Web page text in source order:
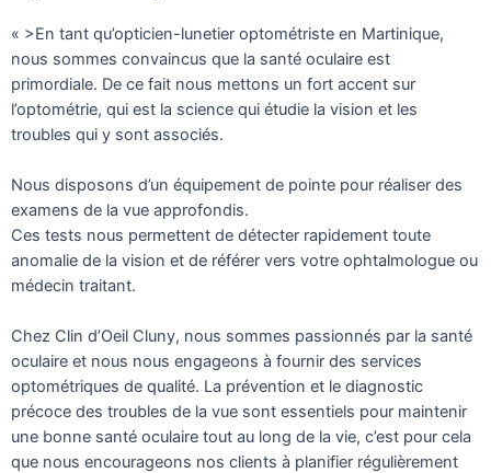
« >En tant qu’opticien-lunetier optométriste en Martinique,
nous sommes convaincus que la santé oculaire est
primordiale. De ce fait nous mettons un fort accent sur
l’optométrie, qui est la science qui étudie la vision et les
troubles qui y sont associés.
Nous disposons d’un équipement de pointe pour réaliser des
examens de la vue approfondis.
Ces tests nous permettent de détecter rapidement toute
anomalie de la vision et de référer vers votre ophtalmologue ou
médecin traitant.
Chez Clin d’Oeil Cluny, nous sommes passionnés par la santé
oculaire et nous nous engageons à fournir des services
optométriques de qualité. La prévention et le diagnostic
précoce des troubles de la vue sont essentiels pour maintenir
une bonne santé oculaire tout au long de la vie, c’est pour cela
que nous encourageons nos clients à planifier régulièrement